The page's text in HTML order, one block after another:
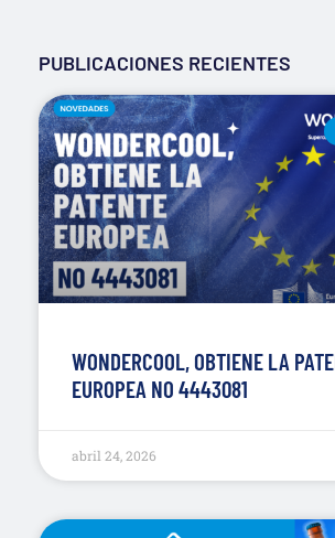
PUBLICACIONES RECIENTES
WONDERCOOL, OBTIENE LA
EUROPEA NO 4443081
abril 24, 2026